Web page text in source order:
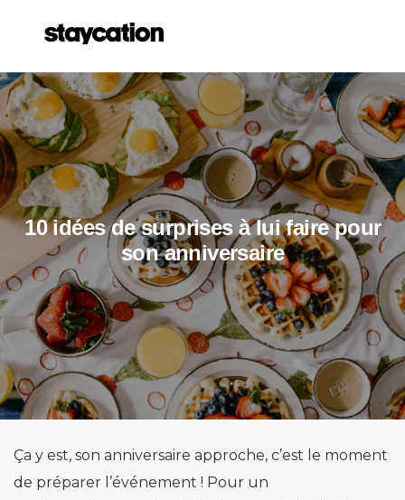
10 idées de surprises à lui faire pour
son anniversaire
Ça y est, son anniversaire approche, c’est le moment
de préparer l’événement ! Pour un